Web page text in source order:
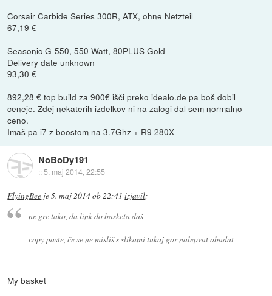
Corsair Carbide Series 300R, ATX, ohne Netzteil
67,19 €
Seasonic G-550, 550 Watt, 80PLUS Gold
Delivery date unknown
93,30 €
892,28 € top build za 900€ išči preko idealo.de pa boš dobil
ceneje. Zdej nekaterih izdelkov ni na zalogi dal sem normalno
ceno.
Imaš pa i7 z boostom na 3.7Ghz + R9 280X
NoBoDy191
::5. maj 2014, 22:55
FlyingBee je5. maj 2014 ob 22:41 izjavil:
ne gre tako, da link do basketa daš
copy paste, če se ne misliš s slikami tukaj gor nalepvat obadat
My basket